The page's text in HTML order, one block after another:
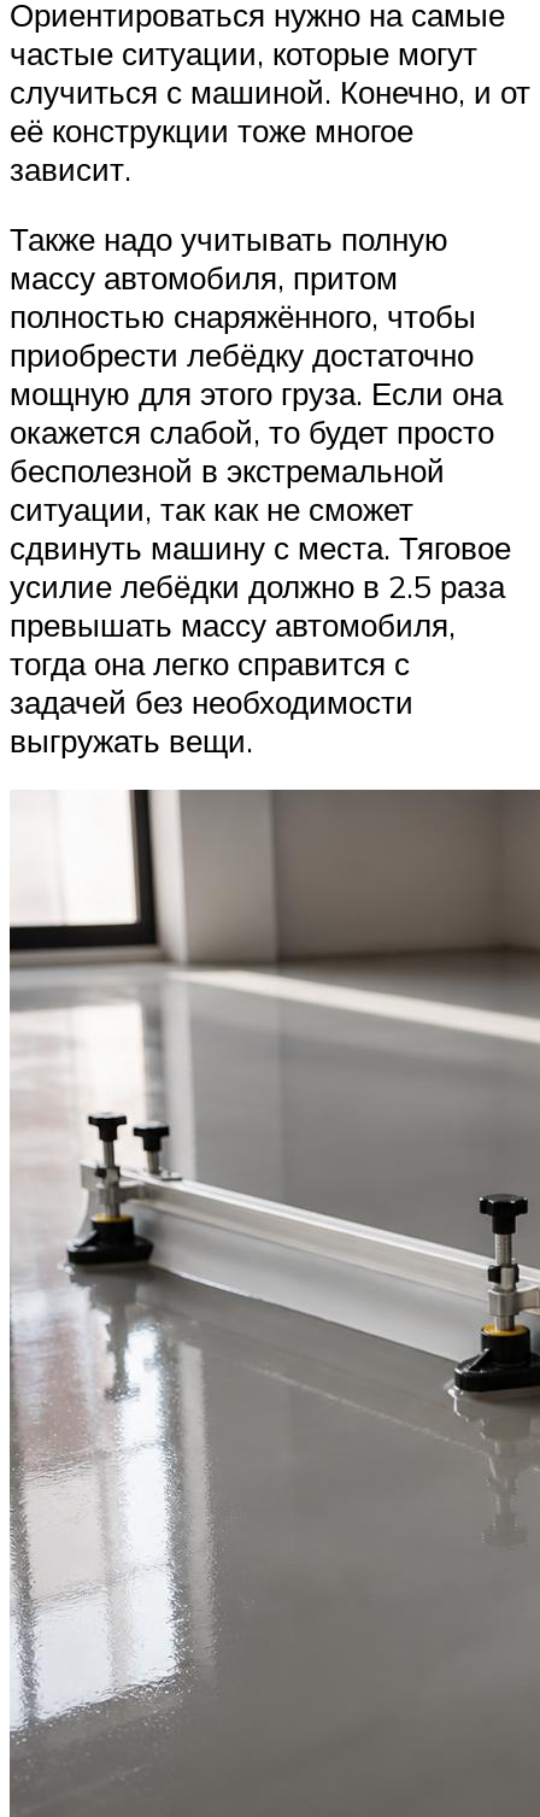
Ориентироваться нужно на самые
частые ситуации, которые могут
случиться с машиной. Конечно, и от
её конструкции тоже многое
зависит.
Также надо учитывать полную
массу автомобиля, притом
полностью снаряжённого, чтобы
приобрести лебёдку достаточно
мощную для этого груза. Если она
окажется слабой, то будет просто
бесполезной в экстремальной
ситуации, так как не сможет
сдвинуть машину с места. Тяговое
усилие лебёдки должно в 2.5 раза
превышать массу автомобиля,
тогда она легко справится с
задачей без необходимости
выгружать вещи.